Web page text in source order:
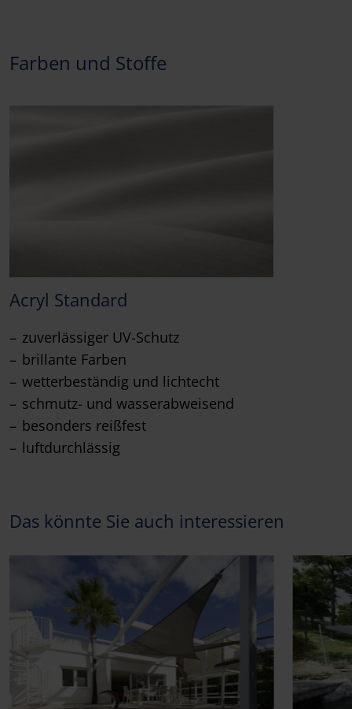
Farben und Stoffe
Acryl Standard
zuverlässiger UV-Schutz
brillante Farben
wetterbeständig und lichtecht
schmutz- und wasserabweisend
besonders reißfest
luftdurchlässig
Das könnte Sie auch interessieren